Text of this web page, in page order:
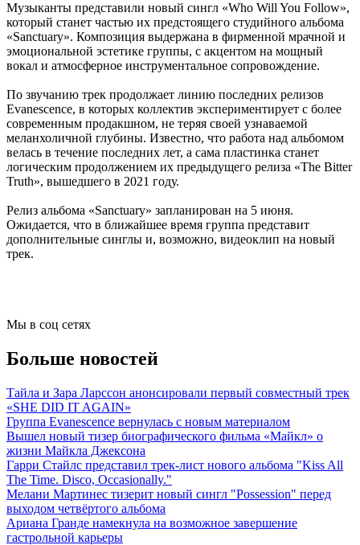
Музыканты представили новый сингл «Who Will You Follow»,
который станет частью их предстоящего студийного альбома
«Sanctuary». Композиция выдержана в фирменной мрачной и
эмоциональной эстетике группы, с акцентом на мощный
вокал и атмосферное инструментальное сопровождение.
По звучанию трек продолжает линию последних релизов
Evanescence, в которых коллектив экспериментирует с более
современным продакшном, не теряя своей узнаваемой
меланхоличной глубины. Известно, что работа над альбомом
велась в течение последних лет, а сама пластинка станет
логическим продолжением их предыдущего релиза «The Bitter
Truth», вышедшего в 2021 году.
Релиз альбома «Sanctuary» запланирован на 5 июня.
Ожидается, что в ближайшее время группа представит
дополнительные синглы и, возможно, видеоклип на новый
трек.
Мы в соц сетях
Больше новостей
Тайла и Зара Ларссон анонсировали первый совместный трек
«SHE DID IT AGAIN»
Группа Evanescence вернулась с новым материалом
Вышел новый тизер биографического фильма «Майкл» о
жизни Майкла Джексона
Гарри Стайлс представил трек-лист нового альбома "Kiss All
The Time. Disco, Occasionally."
Мелани Мартинес тизерит новый сингл "Possession" перед
выходом четвёртого альбома
Ариана Гранде намекнула на возможное завершение
гастрольной карьеры